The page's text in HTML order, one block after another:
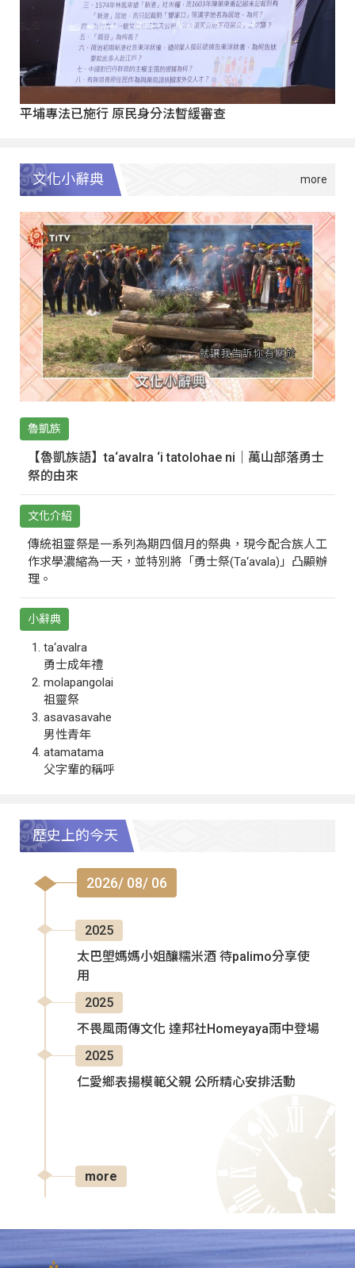
平埔專法已施行 原民身分法暫緩審查
文化小辭典
魯凱族
【魯凱族語】ta‘avalra ‘i tatolohae ni｜萬山部落勇士
祭的由來
文化介紹
傳統祖靈祭是一系列為期四個月的祭典，現今配合族人工
作求學濃縮為一天，並特別將「勇士祭(Ta‘avala)」凸顯辦
理。
小辭典
ta‘avalra
勇士成年禮
molapangolai
祖靈祭
asavasavahe
男性青年
atamatama
父字輩的稱呼
歷史上的今天
2026/ 08/ 06
2025
太巴塱媽媽小姐釀糯米酒 待palimo分享使
用
2025
不畏風雨傳文化 達邦社Homeyaya雨中登場
2025
仁愛鄉表揚模範父親 公所精心安排活動
more